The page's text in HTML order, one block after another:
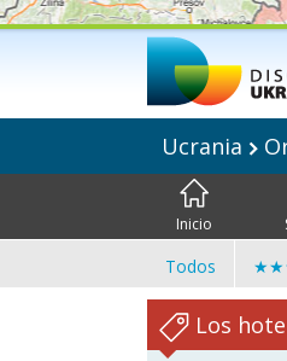
Ucrania
Inicio
Todos
Los